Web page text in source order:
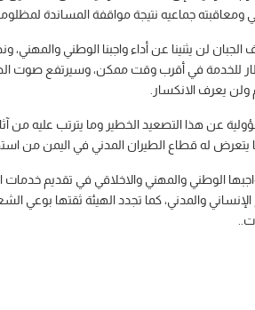
جماعيه نتيجة مواقفة المساندة
لن يثنينا عن أداء واجبنا الوطني
للخدمة في أقرب وقت ممكن، وسيرتفع صوت
يعرف الانكسار.
عن هذا التصعيد الخطير وما يترتب عليه من
ما يتعرض له قطاع الطيران المدني في اليمن من
بواجبها الوطني والمهني والاخلاقي في تقديم
والمدني، كما تجدد الهيئة ثقتها بوعي الشعب